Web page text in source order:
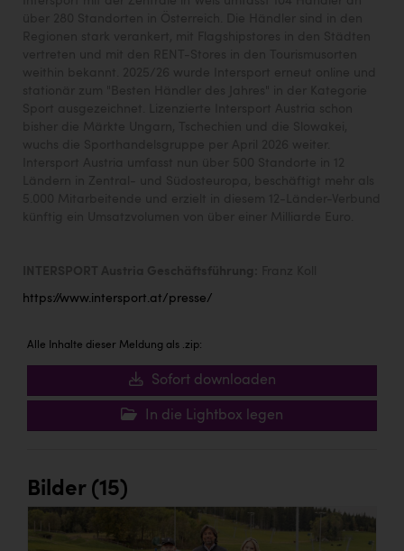
https://www.intersport.at/presse/
Alle Inhalte dieser Meldung als .zip:
Sofort downloaden
In die Lightbox legen
Bilder (15)